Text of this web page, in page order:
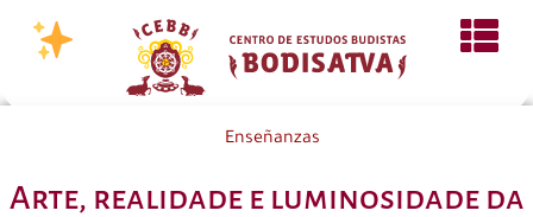
Enseñanzas
Arte, realidade e luminosidade da